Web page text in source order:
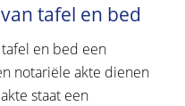
tafel en bed
en bed een
notariële akte dienen
staat een